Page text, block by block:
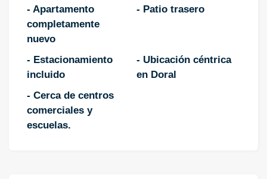
- Apartamento
completamente
nuevo
- Patio trasero
- Estacionamiento
incluido
- Ubicación céntrica
en Doral
- Cerca de centros
comerciales y
escuelas.